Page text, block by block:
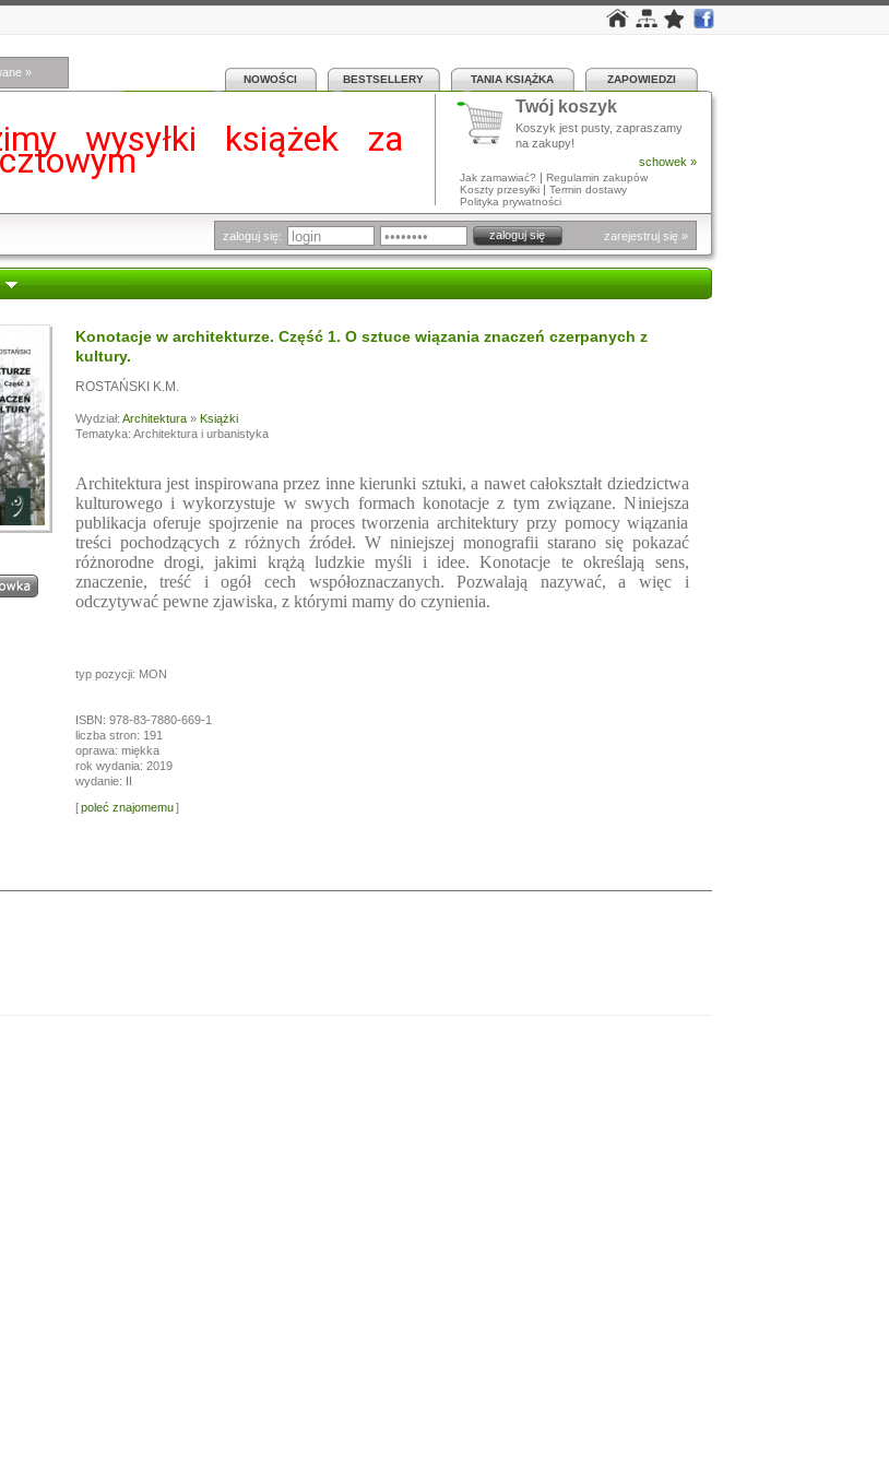
»
NOWOŚCI BESTSELLERY TANIA KSIĄŻKA ZAPOWIEDZI
wysyłki książek za
wakacyjną, w dniach od13.07.do24.07,
z opóźnieniem.
Twój koszyk
Koszyk jest pusty, zapraszamy
na zakupy!
schowek »
Jak zamawiać? | Regulamin zakupów
Koszty przesyłki | Termin dostawy
Polityka prywatności
zaloguj się: zarejestruj się »
Konotacje w architekturze. Część 1. O sztuce wiązania znaczeń czerpanych z
kultury.
ROSTAŃSKI K.M.
Wydział: Architektura» Książki
Tematyka: Architektura i urbanistyka
Architektura jest inspirowana przez inne kierunki sztuki, a nawet całokształt dziedzictwa
kulturowego i wykorzystuje w swych formach konotacje z tym związane. Niniejsza
publikacja oferuje spojrzenie na proces tworzenia architektury przy pomocy wiązania
treści pochodzących z różnych źródeł. W niniejszej monografii starano się pokazać
różnorodne drogi, jakimi krążą ludzkie myśli i idee. Konotacje te określają sens,
znaczenie, treść i ogół cech współoznaczanych. Pozwalają nazywać, a więc i
odczytywać pewne zjawiska, z którymi mamy do czynienia.
typ pozycji: MON
ISBN: 978-83-7880-669-1
liczba stron: 191
oprawa: miękka
rok wydania: 2019
wydanie: II
[ poleć znajomemu ]